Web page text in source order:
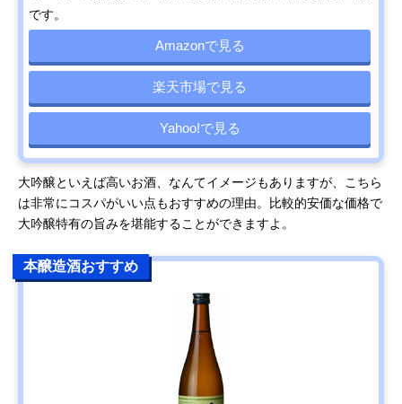
です。
Amazonで見る
楽天市場で見る
Yahoo!で見る
大吟醸といえば高いお酒、なんてイメージもありますが、こちら
は非常にコスパがいい点もおすすめの理由。比較的安価な価格で
大吟醸特有の旨みを堪能することができますよ。
本醸造酒おすすめ